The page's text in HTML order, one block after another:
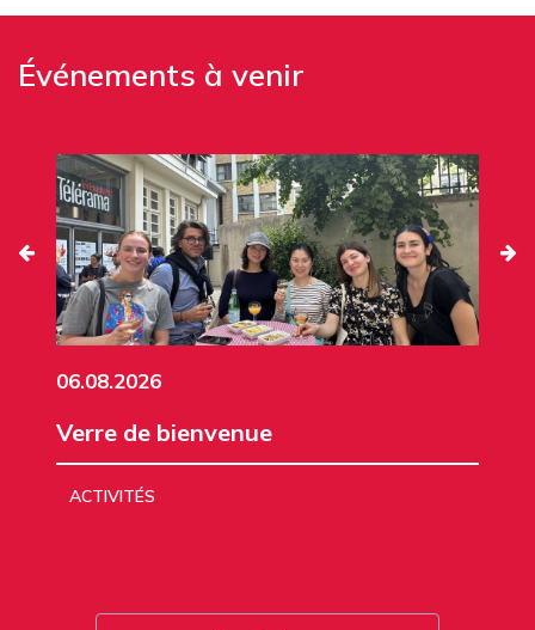
Événements à venir
06.08.2026
Verre de bienvenue
ACTIVITÉS